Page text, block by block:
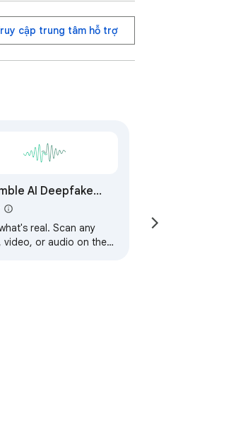
cập trung tâm hỗ trợ
AI Deepfake
real. Scan any
video, or audio on the